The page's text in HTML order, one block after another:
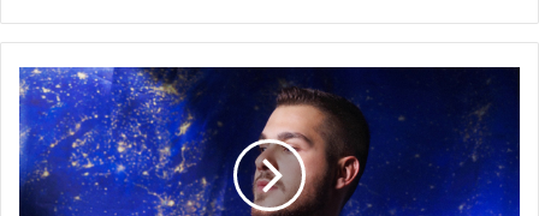
محمد
كوكب
الأرض
بمجموعة